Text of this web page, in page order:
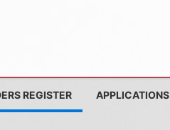
REGISTER APPLICATIONS